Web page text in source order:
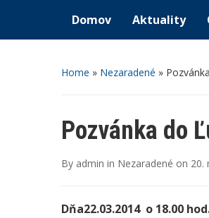
Domov Aktuality
Home » Nezaradené »
Pozvánka do
By admin in Nezaradené on 20.
Dňa22.03.2014 o 18.00